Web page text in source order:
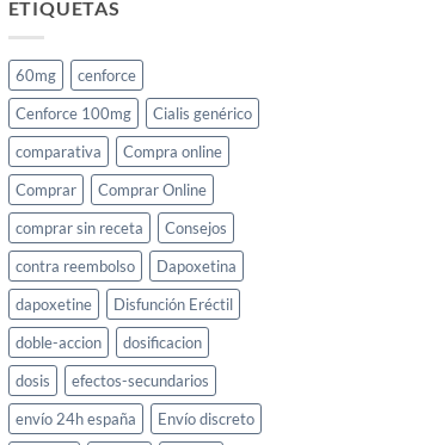
ETIQUETAS
60mg
cenforce
Cenforce 100mg
Cialis genérico
comparativa
Compra online
Comprar
Comprar Online
comprar sin receta
Consejos
contra reembolso
Dapoxetina
dapoxetine
Disfunción Eréctil
doble-accion
dosificacion
dosis
efectos-secundarios
envío 24h españa
Envío discreto